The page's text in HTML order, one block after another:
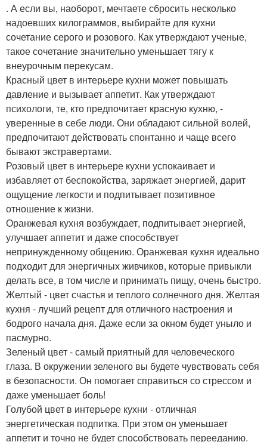
. А если вы, наоборот, мечтаете сбросить несколько
надоевших килограммов, выбирайте для кухни
сочетание серого и розового. Как утверждают ученые,
такое сочетание значительно уменьшает тягу к
внеурочным перекусам.
Красный цвет в интерьере кухни может повышать
давление и вызывает аппетит. Как утверждают
психологи, те, кто предпочитает красную кухню, -
уверенные в себе люди. Они обладают сильной волей,
предпочитают действовать спонтанно и чаще всего
бывают экстравертами.
Розовый цвет в интерьере кухни успокаивает и
избавляет от беспокойства, заряжает энергией, дарит
ощущение легкости и подпитывает позитивное
отношение к жизни.
Оранжевая кухня возбуждает, подпитывает энергией,
улучшает аппетит и даже способствует
непринужденному общению. Оранжевая кухня идеально
подходит для энергичных живчиков, которые привыкли
делать все, в том числе и принимать пищу, очень быстро.
Желтый - цвет счастья и теплого солнечного дня. Желтая
кухня - лучший рецепт для отличного настроения и
бодрого начала дня. Даже если за окном будет уныло и
пасмурно.
Зеленый цвет - самый приятный для человеческого
глаза. В окружении зеленого вы будете чувствовать себя
в безопасности. Он помогает справиться со стрессом и
даже уменьшает боль!
Голубой цвет в интерьере кухни - отличная
энергетическая подпитка. При этом он уменьшает
аппетит и точно не будет способствовать перееданию.